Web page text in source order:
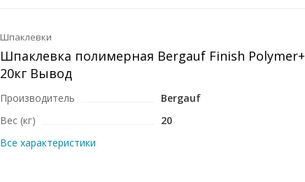
Шпаклевки
Шпаклевка полимерная Bergauf Finish Polymer+
20кг Вывод
Производитель
Bergauf
Вес (кг)
20
Все характеристики